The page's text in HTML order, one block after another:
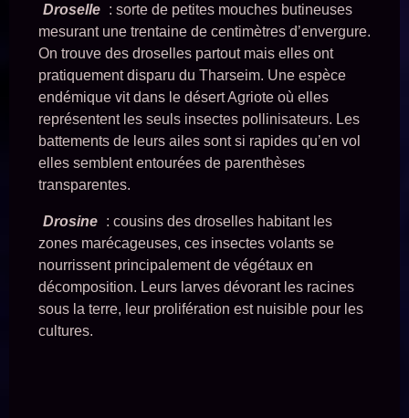
Droselle : sorte de petites mouches butineuses
mesurant une trentaine de centimètres d’envergure.
On trouve des droselles partout mais elles ont
pratiquement disparu du Tharseim. Une espèce
endémique vit dans le désert Agriote où elles
représentent les seuls insectes pollinisateurs. Les
battements de leurs ailes sont si rapides qu’en vol
elles semblent entourées de parenthèses
transparentes.
Drosine
: cousins des droselles habitant les
zones marécageuses, ces insectes volants se
nourrissent principalement de végétaux en
décomposition. Leurs larves dévorant les racines
sous la terre, leur prolifération est nuisible pour les
cultures.